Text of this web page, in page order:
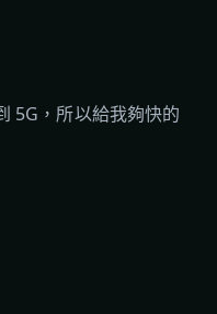
5G，所以給我夠快的